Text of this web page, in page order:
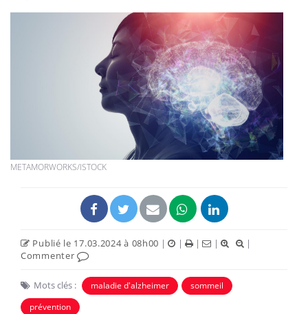
METAMORWORKS/ISTOCK
Publié le 17.03.2024 à 08h00 | | | |
|
Commenter
Mots clés : maladie d'alzheimer
sommeil
prévention